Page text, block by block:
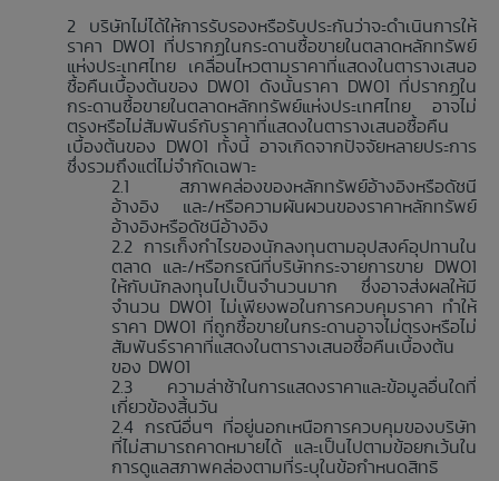
บริษัทไม่ได้ให้การรับรองหรือรับประกันว่าจะดำเนินการให้
ราคา DW01 ที่ปรากฏในกระดานซื้อขายในตลาดหลักทรัพย์
แห่งประเทศไทย เคลื่อนไหวตามราคาที่แสดงในตารางเสนอ
ซื้อคืนเบื้องต้นของ DW01 ดังนั้นราคา DW01 ที่ปรากฏใน
กระดานซื้อขายในตลาดหลักทรัพย์แห่งประเทศไทย อาจไม่
ตรงหรือไม่สัมพันธ์กับราคาที่แสดงในตารางเสนอซื้อคืน
เบื้องต้นของ DW01 ทั้งนี้ อาจเกิดจากปัจจัยหลายประการ
ซึ่งรวมถึงแต่ไม่จำกัดเฉพาะ
สภาพคล่องของหลักทรัพย์อ้างอิงหรือดัชนี
อ้างอิง และ/หรือความผันผวนของราคาหลักทรัพย์
อ้างอิงหรือดัชนีอ้างอิง
การเก็งกำไรของนักลงทุนตามอุปสงค์อุปทานใน
ตลาด และ/หรือกรณีที่บริษัทกระจายการขาย DW01
ให้กับนักลงทุนไปเป็นจำนวนมาก ซึ่งอาจส่งผลให้มี
จำนวน DW01 ไม่เพียงพอในการควบคุมราคา ทำให้
ราคา DW01 ที่ถูกซื้อขายในกระดานอาจไม่ตรงหรือไม่
สัมพันธ์ราคาที่แสดงในตารางเสนอซื้อคืนเบื้องต้น
ของ DW01
ความล่าช้าในการแสดงราคาและข้อมูลอื่นใดที่
เกี่ยวข้องสิ้นวัน
กรณีอื่นๆ ที่อยู่นอกเหนือการควบคุมของบริษัท
ที่ไม่สามารถคาดหมายได้ และเป็นไปตามข้อยกเว้นใน
การดูแลสภาพคล่องตามที่ระบุในข้อกำหนดสิทธิ